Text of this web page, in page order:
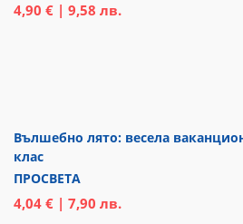
4,90 € | 9,58 лв.
Вълшебно лято: весела
клас
ПРОСВЕТА
4,04 € | 7,90 лв.